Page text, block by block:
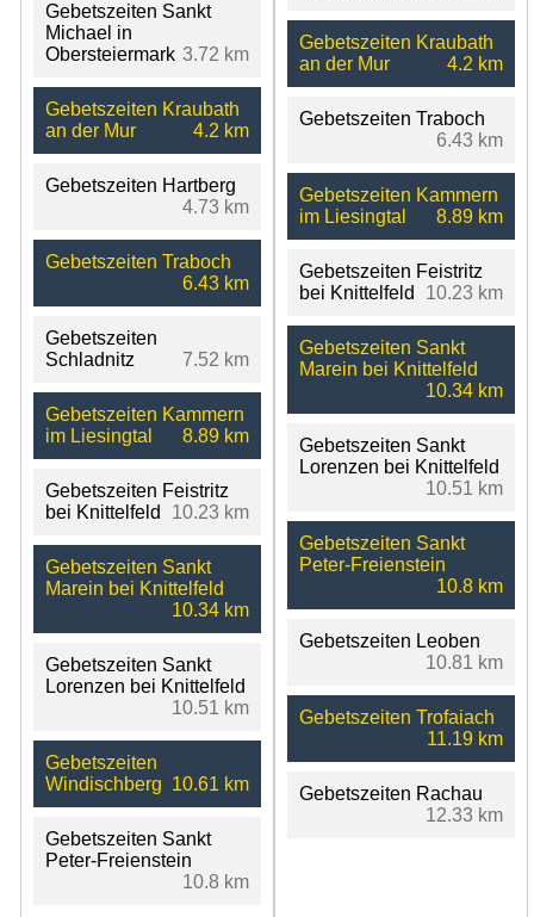
Gebetszeiten Sankt
Michael in
Obersteiermark 3.72 km
Gebetszeiten Kraubath
an der Mur
4.2 km
Gebetszeiten Hartberg
4.73 km
Gebetszeiten Traboch
6.43 km
Gebetszeiten
Schladnitz
7.52 km
Gebetszeiten Kammern
im Liesingtal
8.89 km
Gebetszeiten Feistritz
bei Knittelfeld
10.23 km
Gebetszeiten Sankt
Marein bei Knittelfeld
10.34 km
Gebetszeiten Sankt
Lorenzen bei Knittelfeld
10.51 km
Gebetszeiten
Windischberg 10.61 km
Gebetszeiten Sankt
Peter-Freienstein
10.8 km
Gebetszeiten Kraubath
an der Mur
4.2 km
Gebetszeiten Traboch
6.43 km
Gebetszeiten Kammern
im Liesingtal
8.89 km
Gebetszeiten Feistritz
bei Knittelfeld
10.23 km
Gebetszeiten Sankt
Marein bei Knittelfeld
10.34 km
Gebetszeiten Sankt
Lorenzen bei Knittelfeld
10.51 km
Gebetszeiten Sankt
Peter-Freienstein
10.8 km
Gebetszeiten Leoben
10.81 km
Gebetszeiten Trofaiach
11.19 km
Gebetszeiten Rachau
12.33 km